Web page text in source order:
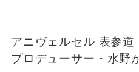
アニヴェルセル 表参道
プロデューサー・水野